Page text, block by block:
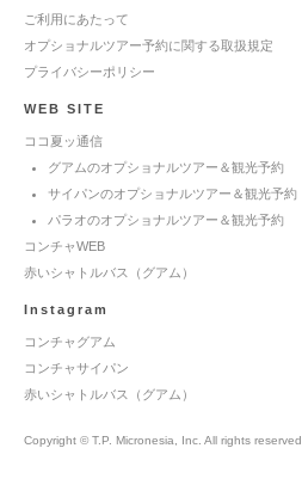
ご利用にあたって
オプショナルツアー予約に関する取扱規定
プライバシーポリシー
WEB SITE
ココ夏ッ通信
グアムのオプショナルツアー＆観光予約
サイパンのオプショナルツアー＆観光予約
パラオのオプショナルツアー＆観光予約
コンチャWEB
赤いシャトルバス（グアム）
Instagram
コンチャグアム
コンチャサイパン
赤いシャトルバス（グアム）
Copyright © T.P. Micronesia, Inc. All rights reserved.